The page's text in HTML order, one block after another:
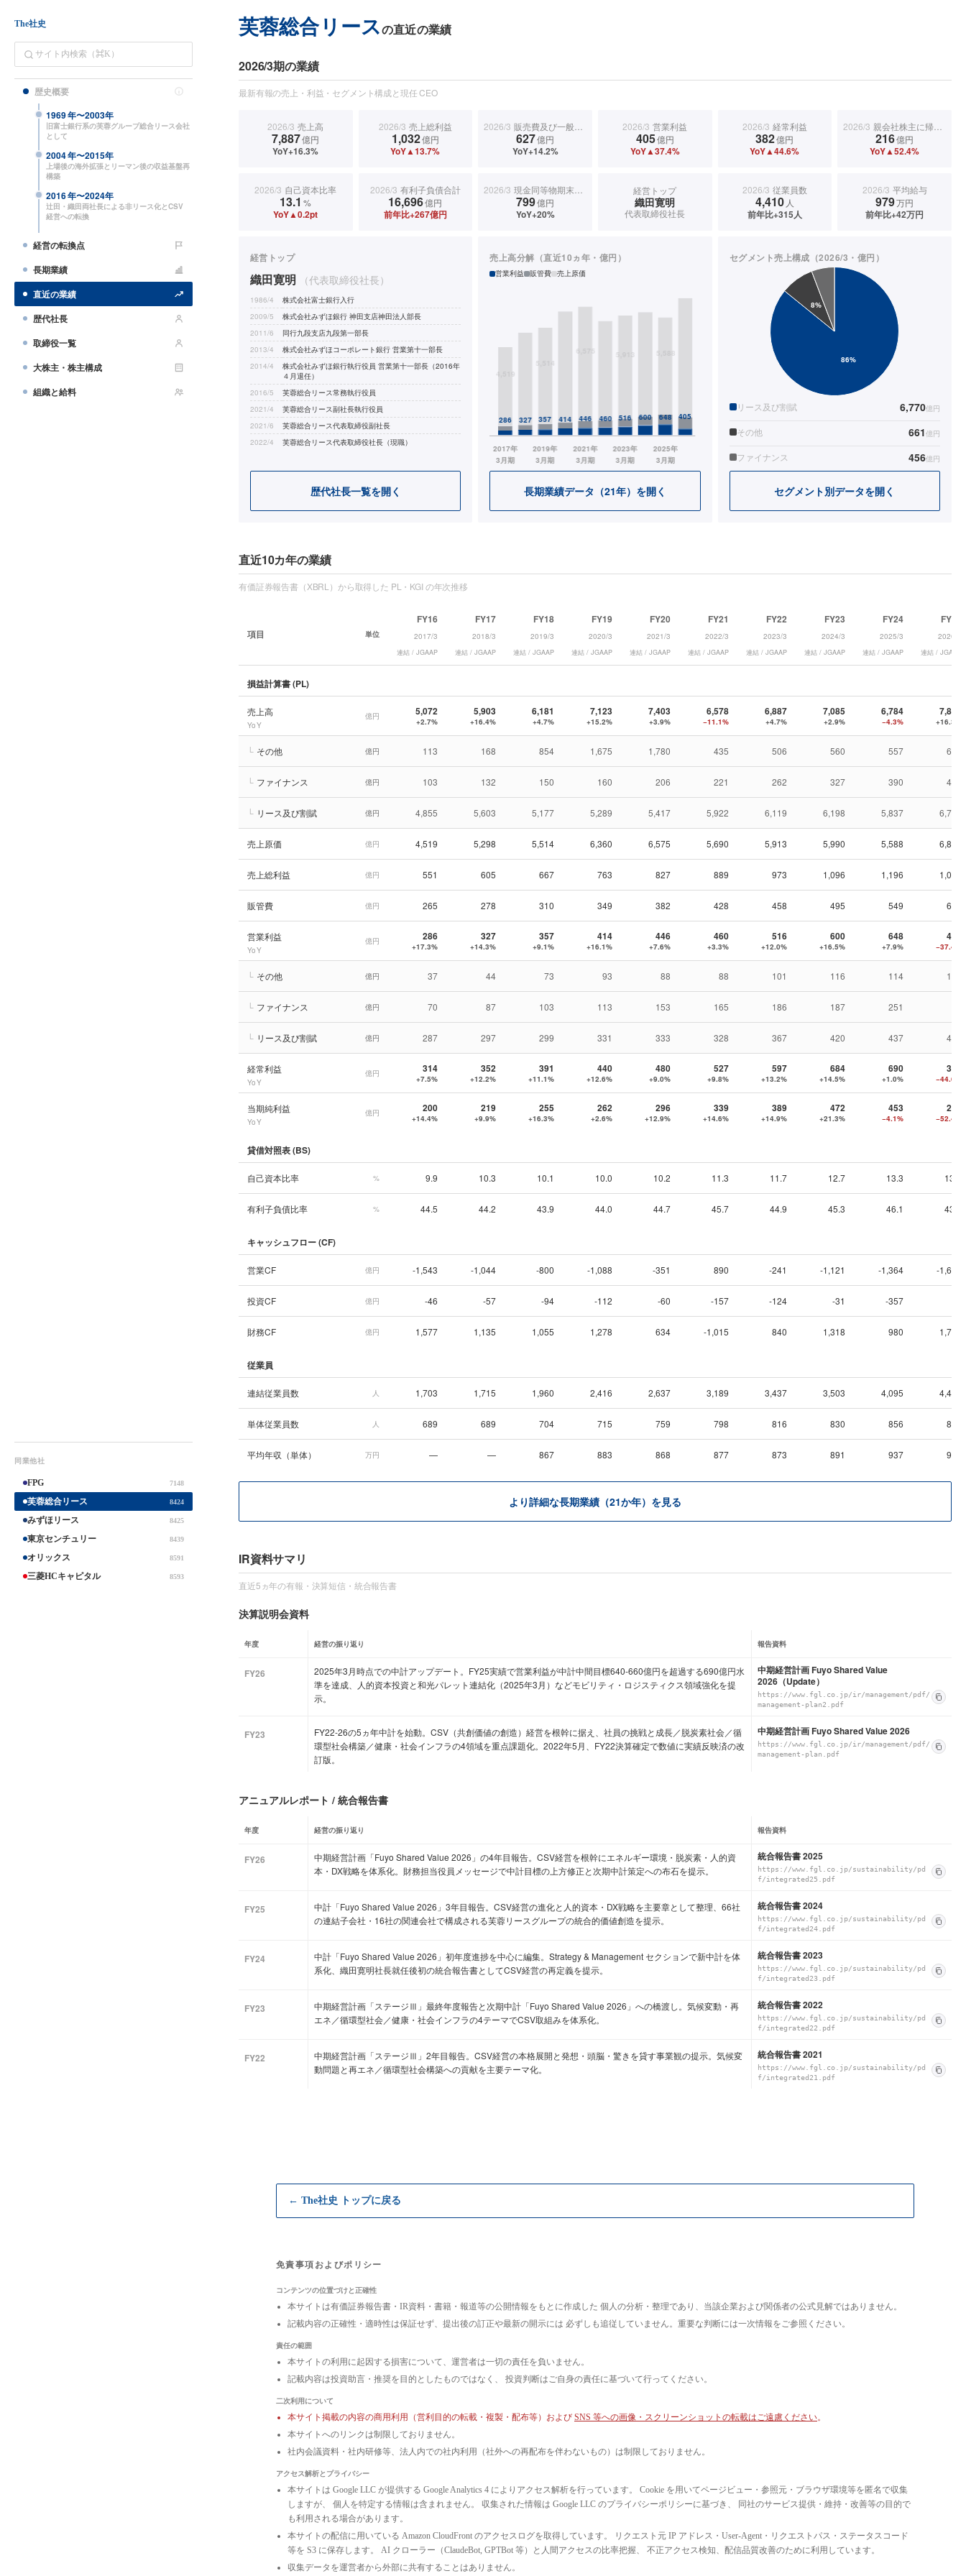
The社史
歴史概要
1969年〜2003年
旧富士銀行系の芙蓉グループ総合リース会社
として
2004年〜2015年
上場後の海外拡張とリーマン後の収益基盤再
構築
2016年〜2024年
辻田・織田両社長による非リース化とCSV
経営への転換
経営の転換点
長期業績
直近の業績
歴代社長
取締役一覧
大株主・株主構成
組織と給料
同業他社
FPG 7148
芙蓉総合リース 8424
みずほリース 8425
東京センチュリー 8439
オリックス 8591
三菱HCキャピタル 8593
芙蓉総合リースの直近の業績
2026/3期の業績
最新有報の売上・利益・セグメント構成と現任 CEO
2026/3 売上高
7,887億円
YoY+16.3%
2026/3 売上総利益
1,032億円
YoY▲13.7%
2026/3 販売費及び一般管理費
627億円
YoY+14.2%
2026/3 営業利益
405億円
YoY▲37.4%
2026/3 経常利益
382億円
YoY▲44.6%
2026/3 親会社株主に帰属する当期純利益
216億円
YoY▲52.4%
2026/3 自己資本比率
13.1 %
YoY▲0.2pt
2026/3 有利子負債合計
16,696億円
前年比+267億円
2026/3 現金同等物期末残高
799億円
YoY+20%
経営トップ
織田寛明
代表取締役社長
2026/3 従業員数
4,410 人
前年比+315人
2026/3 平均給与
979万円
前年比+42万円
経営トップ
織田寛明 （代表取締役社長）
1986/4
株式会社富士銀行入行
2009/5
株式会社みずほ銀行 神田支店神田法人部長
2011/6
同行九段支店九段第一部長
2013/4
株式会社みずほコーポレート銀行 営業第十一部長
2014/4
株式会社みずほ銀行執行役員 営業第十一部長（2016年
４月退任）
2016/5
芙蓉総合リース常務執行役員
2021/4
芙蓉総合リース副社長執行役員
2021/6
芙蓉総合リース代表取締役副社長
2022/4
芙蓉総合リース代表取締役社長（現職）
歴代社長一覧を開く
売上高分解（直近10ヵ年・億円）
営業利益 販管費 売上原価
長期業績データ（21年）を開く
セグメント売上構成（2026/3・億円）
リース及び割賦 6,770億円
その他 661億円
ファイナンス 456億円
セグメント別データを開く
直近10カ年の業績
有価証券報告書（XBRL）から取得した PL・KGI の年次推移
項目 単位
FY16
2017/3
連結 / JGAAP
FY17
2018/3
連結 / JGAAP
FY18
2019/3
連結 / JGAAP
FY19
2020/3
連結 / JGAAP
FY20
2021/3
連結 / JGAAP
FY21
2022/3
連結 / JGAAP
FY22
2023/3
連結 / JGAAP
FY23
2024/3
連結 / JGAAP
FY24
2025/3
連結 / JGAAP
FY25
2026/3
連結 / JGAAP
損益計算書 (PL)
売上高
YoY
億円 5,072
+2.7%
5,903
+16.4%
6,181
+4.7%
7,123
+15.2%
7,403
+3.9%
6,578
−11.1%
6,887
+4.7%
7,085
+2.9%
6,784
−4.3%
7,887
+16.3%
└ その他 億円 113 168 854 1,675 1,780 435 506 560 557 661
└ ファイナンス 億円 103 132 150 160 206 221 262 327 390 456
└ リース及び割賦 億円 4,855 5,603 5,177 5,289 5,417 5,922 6,119 6,198 5,837 6,770
売上原価 億円 4,519 5,298 5,514 6,360 6,575 5,690 5,913 5,990 5,588 6,854
売上総利益 億円 551 605 667 763 827 889 973 1,096 1,196 1,032
販管費 億円 265 278 310 349 382 428 458 495 549 627
営業利益
YoY
億円 286
+17.3%
327
+14.3%
357
+9.1%
414
+16.1%
446
+7.6%
460
+3.3%
516
+12.0%
600
+16.5%
648
+7.9%
405
−37.4%
└ その他 億円 37 44 73 93 88 88 101 116 114 112
└ ファイナンス 億円 70 87 103 113 153 165 186 187 251
└ リース及び割賦 億円 287 297 299 331 333 328 367 420 437 446
経常利益
YoY
億円 314
+7.5%
352
+12.2%
391
+11.1%
440
+12.6%
480
+9.0%
527
+9.8%
597
+13.2%
684
+14.5%
690
+1.0%
382
−44.6%
当期純利益
YoY
億円 200
+14.4%
219
+9.9%
255
+16.3%
262
+2.6%
296
+12.9%
339
+14.6%
389
+14.9%
472
+21.3%
453
−4.1%
216
−52.4%
貸借対照表 (BS)
自己資本比率 % 9.9 10.3 10.1 10.0 10.2 11.3 11.7 12.7 13.3 13.1
有利子負債比率 % 44.5 44.2 43.9 44.0 44.7 45.7 44.9 45.3 46.1 43.4
キャッシュフロー (CF)
営業CF 億円 -1,543 -1,044 -800 -1,088 -351 890 -241 -1,121 -1,364 -1,649
投資CF 億円 -46 -57 -94 -112 -60 -157 -124 -31 -357
財務CF 億円 1,577 1,135 1,055 1,278 634 -1,015 840 1,318 980 1,718
従業員
連結従業員数 人 1,703 1,715 1,960 2,416 2,637 3,189 3,437 3,503 4,095 4,410
単体従業員数 人 689 689 704 715 759 798 816 830 856 876
平均年収（単体） 万円 — — 867 883 868 877 873 891 937 979
より詳細な長期業績（21か年）を見る
IR資料サマリ
直近5ヵ年の有報・決算短信・統合報告書
決算説明会資料
年度 経営の振り返り 報告資料
FY26
2025年3月時点での中計アップデート。FY25実績で営業利益が中計中間目標640-660億円を超過する690億円水
準を達成、人的資本投資と和光パレット連結化（2025年3月）などモビリティ・ロジスティクス領域強化を提
示。
中期経営計画 Fuyo Shared Value
2026（Update）
https://www.fgl.co.jp/ir/management/pdf/
management-plan2.pdf
FY23
FY22-26の5ヵ年中計を始動。CSV（共創価値の創造）経営を根幹に据え、社員の挑戦と成長／脱炭素社会／循
環型社会構築／健康・社会インフラの4領域を重点課題化。2022年5月、FY22決算確定で数値に実績反映済の改
訂版。
中期経営計画 Fuyo Shared Value 2026
https://www.fgl.co.jp/ir/management/pdf/
management-plan.pdf
アニュアルレポート / 統合報告書
年度 経営の振り返り 報告資料
FY26
中期経営計画「Fuyo Shared Value 2026」の4年目報告。CSV経営を根幹にエネルギー環境・脱炭素・人的資
本・DX戦略を体系化。財務担当役員メッセージで中計目標の上方修正と次期中計策定への布石を提示。
統合報告書 2025
https://www.fgl.co.jp/sustainability/pd
f/integrated25.pdf
FY25
中計「Fuyo Shared Value 2026」3年目報告。CSV経営の進化と人的資本・DX戦略を主要章として整理、66社
の連結子会社・16社の関連会社で構成される芙蓉リースグループの統合的価値創造を提示。
統合報告書 2024
https://www.fgl.co.jp/sustainability/pd
f/integrated24.pdf
FY24
中計「Fuyo Shared Value 2026」初年度進捗を中心に編集。Strategy & Management セクションで新中計を体
系化、織田寛明社長就任後初の統合報告書としてCSV経営の再定義を提示。
統合報告書 2023
https://www.fgl.co.jp/sustainability/pd
f/integrated23.pdf
FY23
中期経営計画「ステージⅢ」最終年度報告と次期中計「Fuyo Shared Value 2026」への橋渡し。気候変動・再
エネ／循環型社会／健康・社会インフラの4テーマでCSV取組みを体系化。
統合報告書 2022
https://www.fgl.co.jp/sustainability/pd
f/integrated22.pdf
FY22
中期経営計画「ステージⅢ」2年目報告。CSV経営の本格展開と発想・頭脳・驚きを貸す事業観の提示。気候変
動問題と再エネ／循環型社会構築への貢献を主要テーマ化。
統合報告書 2021
https://www.fgl.co.jp/sustainability/pd
f/integrated21.pdf
← The社史 トップに戻る
免責事項およびポリシー
コンテンツの位置づけと正確性
本サイトは有価証券報告書・IR資料・書籍・報道等の公開情報をもとに作成した 個人の分析・整理であり、当該企業および関係者の公式見解ではありません。
記載内容の正確性・適時性は保証せず、提出後の訂正や最新の開示には 必ずしも追従していません。重要な判断には一次情報をご参照ください。
責任の範囲
本サイトの利用に起因する損害について、運営者は一切の責任を負いません。
記載内容は投資助言・推奨を目的としたものではなく、 投資判断はご自身の責任に基づいて行ってください。
二次利用について
本サイト掲載の内容の商用利用（営利目的の転載・複製・配布等）および SNS 等への画像・スクリーンショットの転載はご遠慮ください。
本サイトへのリンクは制限しておりません。
社内会議資料・社内研修等、法人内での社内利用（社外への再配布を伴わないもの）は制限しておりません。
アクセス解析とプライバシー
本サイトは Google LLC が提供する Google Analytics 4 によりアクセス解析を行っています。 Cookie を用いてページビュー・参照元・ブラウザ環境等を匿名で収集
しますが、 個人を特定する情報は含まれません。 収集された情報は Google LLC のプライバシーポリシーに基づき、 同社のサービス提供・維持・改善等の目的で
も利用される場合があります。
本サイトの配信に用いている Amazon CloudFront のアクセスログを取得しています。 リクエスト元 IP アドレス・User-Agent・リクエストパス・ステータスコード
等を S3 に保存します。 AI クローラー（ClaudeBot, GPTBot 等）と人間アクセスの比率把握、 不正アクセス検知、配信品質改善のために利用しています。
収集データを運営者から外部に共有することはありません。